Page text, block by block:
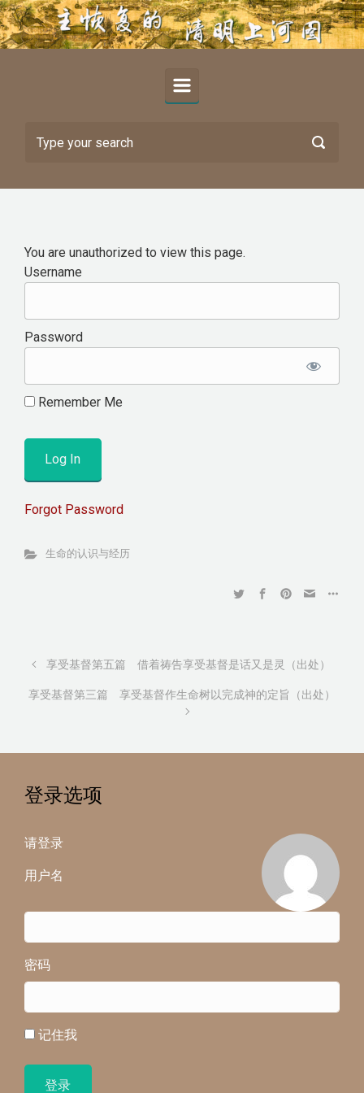
Skip to main content
You are unauthorized to view this page.
Username
Password
Remember Me
Forgot Password
生命的认识与经历
享受基督第五篇 借着祷告享受基督是话又是灵（出处）
享受基督第三篇 享受基督作生命树以完成神的定旨（出处）
登录选项
请登录
用户名
密码
记住我